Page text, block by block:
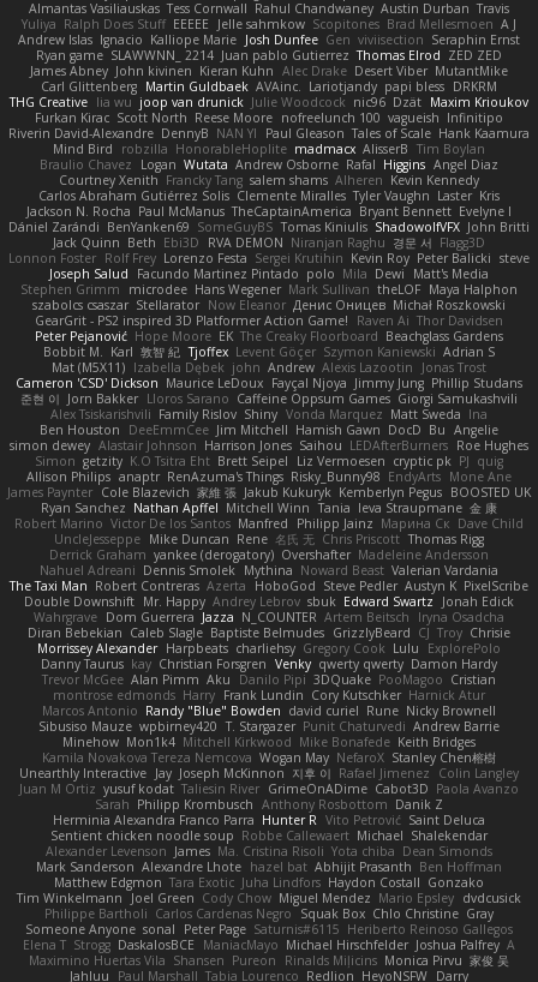
Almantas Vasiliauskas Tess Cornwall Rahul Chandwaney Austin Durban Travis
Yuliya Ralph Does Stuff EEEEE Jelle sahmkow Scopitones Brad Mellesmoen A J
Andrew Islas Ignacio Kalliope Marie Josh Dunfee Gen viviisection Seraphin Ernst
Ryan game SLAWWNN_ 2214 Juan pablo Gutierrez Thomas Elrod ZED ZED
James Abney John kivinen Kieran Kuhn Alec Drake Desert Viber MutantMike
Carl Glittenberg Martin Guldbaek AVAinc. Lariotjandy papi bless DRKRM
THG Creative lia wu joop van drunick Julie Woodcock nic96 Dzät Maxim Krioukov
Furkan Kirac Scott North Reese Moore nofreelunch 100 vagueish Infinitipo
Riverin David-Alexandre DennyB NAN YI Paul Gleason Tales of Scale Hank Kaamura
Mind Bird
robzilla HonorableHoplite madmacx AlisserB Tim Boylan
Braulio Chavez
Logan Wutata Andrew Osborne Rafal Higgins Angel Diaz
Courtney Xenith Francky Tang salem shams Alheren Kevin Kennedy
Carlos Abraham Gutiérrez Solis Clemente Miralles Tyler Vaughn Laster Kris
Jackson N. Rocha Paul McManus TheCaptainAmerica Bryant Bennett Evelyne I
Dániel Zarándi BenYanken69 SomeGuyBS Tomas Kiniulis ShadowolfVFX John Britti
Jack Quinn Beth Ebi3D RVA DEMON Niranjan Raghu 경문 서 Flagg3D
Lonnon Foster Rolf Frey Lorenzo Festa Sergei Krutihin Kevin Roy Peter Balicki steve
Joseph Salud
Facundo Martinez Pintado polo Mila Dewi
Matt's Media
Stephen Grimm
microdee Hans Wegener Mark Sullivan theLOF Maya Halphon
szabolcs csaszar Stellarator Now Eleanor Денис Оницев Michał Roszkowski
GearGrit - PS2 inspired 3D Platformer Action Game!
Raven Ai Thor Davidsen
Peter Pejanović Hope Moore EK The Creaky Floorboard Beachglass Gardens
Bobbit M. Karl 敦智 紀 Tjoffex Levent Göçer Szymon Kaniewski Adrian S
Mat (M5X11) Izabella Dębek john Andrew Alexis Lazootin
Jonas Trost
Cameron 'CSD' Dickson Maurice LeDoux Fayçal Njoya Jimmy Jung Phillip Studans
준현 이 Jorn Bakker Lloros Sarano Caffeine Oppsum Games Giorgi Samukashvili
Alex Tsiskarishvili Family Rislov Shiny Vonda Marquez Matt Sweda Ina
Ben Houston
DeeEmmCee Jim Mitchell Hamish Gawn DocD Bu Angelie
simon dewey Alastair Johnson Harrison Jones Saihou LEDAfterBurners Roe Hughes
Simon getzity K.O Tsitra Eht Brett Seipel Liz Vermoesen cryptic pk PJ quig
Allison Philips anaptr RenAzuma's Things Risky_Bunny98 EndyArts Mone Ane
James Paynter Cole Blazevich 家維 張 Jakub Kukuryk Kemberlyn Pegus BOOSTED UK
Ryan Sanchez Nathan Apffel Mitchell Winn Tania Ieva Straupmane 金 康
Robert Marino Victor De los Santos Manfred Philipp Jainz Марина Ск Dave Child
UncleJesseppe Mike Duncan Rene 名氏 无 Chris Priscott Thomas Rigg
Derrick Graham yankee (derogatory) Overshafter Madeleine Andersson
Nahuel Adreani Dennis Smolek Mythina Noward Beast Valerian Vardania
The Taxi Man Robert Contreras Azerta HoboGod Steve Pedler Austyn K PixelScribe
Double Downshift Mr. Happy Andrey Lebrov sbuk Edward Swartz
Jonah Edick
Wahrgrave Dom Guerrera Jazza N_COUNTER Artem Beitsch
Iryna Osadcha
Diran Bebekian Caleb Slagle Baptiste Belmudes GrizzlyBeard CJ Troy Chrisie
Morrissey Alexander Harpbeats charliehsy Gregory Cook Lulu
ExplorePolo
Danny Taurus kay Christian Forsgren Venky qwerty qwerty Damon Hardy
Trevor McGee Alan Pimm Aku Danilo Pipi 3DQuake PooMagoo Cristian
montrose edmonds Harry Frank Lundin Cory Kutschker Harnick Atur
Marcos Antonio Randy "Blue" Bowden david curiel Rune Nicky Brownell
Sibusiso Mauze wpbirney420 T. Stargazer Punit Chaturvedi Andrew Barrie
Minehow Mon1k4 Mitchell Kirkwood Mike Bonafede Keith Bridges
Kamila Novakova Tereza Nemcova Wogan May NefaroX Stanley Chen榕樹
Unearthly Interactive Jay Joseph McKinnon 지후 이 Rafael Jimenez
Colin Langley
Juan M Ortiz yusuf kodat Taliesin River GrimeOnADime Cabot3D Paola Avanzo
Sarah Philipp Krombusch Anthony Rosbottom Danik Z
Herminia Alexandra Franco Parra Hunter R Vito Petrović Saint Deluca
Sentient chicken noodle soup Robbe Callewaert Michael Shalekendar
Alexander Levenson James Ma. Cristina Risoli Yota chiba Dean Simonds
Mark Sanderson Alexandre Lhote hazel bat Abhijit Prasanth Ben Hoffman
Matthew Edgmon Tara Exotic Juha Lindfors Haydon Costall Gonzako
Tim Winkelmann
Joel Green Cody Chow Miguel Mendez Mario Epsley dvdcusick
Philippe Bartholi Carlos Cardenas Negro Squak Box Chlo Christine Gray
Someone Anyone sonal Peter Page Saturnis#6115 Heriberto Reinoso Gallegos
Elena T Strogg DaskalosBCE ManiacMayo Michael Hirschfelder Joshua Palfrey A
Maximino Huertas Vila Shansen Pureon Rinalds Miļicins Monica Pirvu 家俊 吴
Jahluu
Paul Marshall Tabia Lourenco Redlion HeyoNSFW Darry